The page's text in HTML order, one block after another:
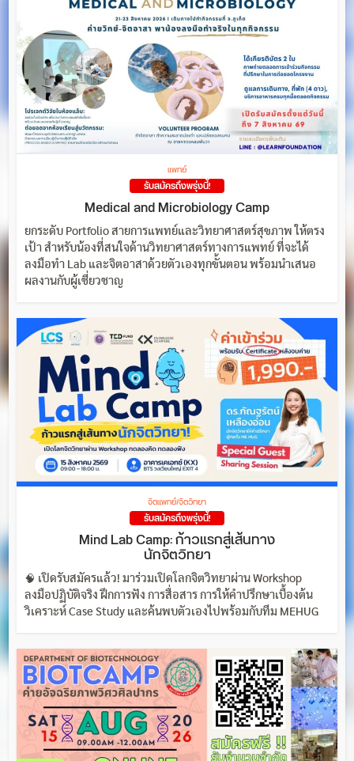
แพทย์
รับสมัครถึงพรุ่งนี้!
Medical and Microbiology Camp
ยกระดับ Portfolio สายการแพทย์และวิทยาศาสตร์สุขภาพ ให้ตรง
เป้า สำหรับน้องที่สนใจด้านวิทยาศาสตร์ทางการแพทย์ ที่จะได้
ลงมือทำ Lab และจิตอาสาด้วยตัวเองทุกขั้นตอน พร้อมนำเสนอ
ผลงานกับผู้เชี่ยวชาญ
จิตแพทย์/จิตวิทยา
รับสมัครถึงพรุ่งนี้!
Mind Lab Camp: ก้าวแรกสู่เส้นทาง
นักจิตวิทยา
🧠 เปิดรับสมัครแล้ว! มาร่วมเปิดโลกจิตวิทยาผ่าน Workshop
ลงมือปฏิบัติจริง ฝึกการฟัง การสื่อสาร การให้คำปรึกษาเบื้องต้น
วิเคราะห์ Case Study และค้นพบตัวเองไปพร้อมกับทีม MEHUG